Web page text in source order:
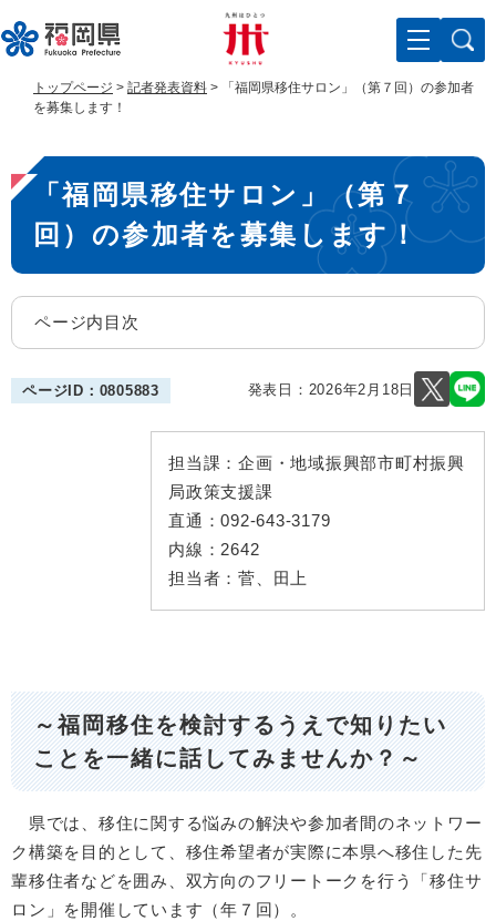
ー
ジ
す
。
ニ
ュ
し
て
へ
トップページ > 記者発表資料 >
「福岡県移住サロン」（第７回）の参加者
を募集します！
本
文
「福岡県移住サロン」（第７
回）の参加者を募集します！
ページ内目次
ページID：0805883 発表日： 2026年2月18日
担当課： 企画・地域振興部市町村振興
局政策支援課
直通：092-643-3179
内線： 2642
担当者： 菅、田上
～福岡移住を検討するうえで知りたい
ことを一緒に話してみませんか？～
県では、移住に関する悩みの解決や参加者間のネットワー
ク構築を目的として、移住希望者が実際に本県へ移住した先
輩移住者などを囲み、双方向のフリートークを行う「移住サ
ロン」を開催しています（年７回）。